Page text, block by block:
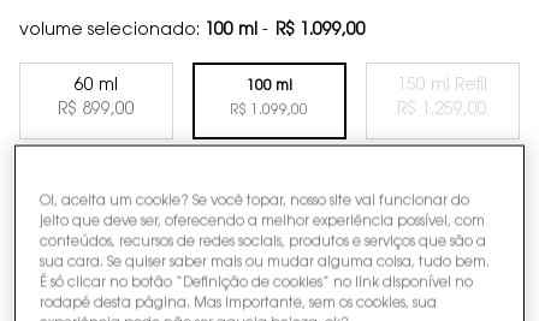
volume selecionado: 100 ml - R$ 1.099,00
Selected
60 ml
R$ 899,00
, 1 of 3 Selected
100 ml
R$ 1.099,00
, 2 of 3 Selected
The
150 ml Refil
R$ 1.259,00
, 3 of 3
− +
CARREGANDO ...
Inscreva-se aqui
Oi, aceita um cookie? Se você topar, nosso site vai funcionar do
jeito que deve ser, oferecendo a melhor experiência possível, com
conteúdos, recursos de redes sociais, produtos e serviços que são a
sua cara. Se quiser saber mais ou mudar alguma coisa, tudo bem.
É só clicar no botão “Definição de cookies” no link disponível no
rodapé desta página. Mas importante, sem os cookies, sua